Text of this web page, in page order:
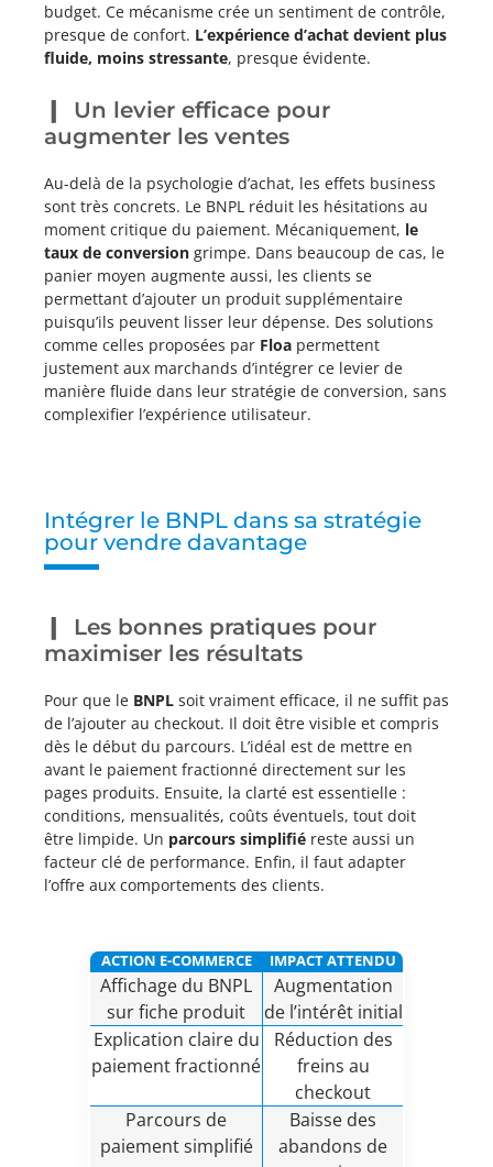
budget. Ce mécanisme crée un sentiment de contrôle,
presque de confort. L’expérience d’achat devient plus
fluide, moins stressante, presque évidente.
Un levier efficace pour
augmenter les ventes
Au-delà de la psychologie d’achat, les effets business
sont très concrets. Le BNPL réduit les hésitations au
moment critique du paiement. Mécaniquement, le
taux de conversion grimpe. Dans beaucoup de cas, le
panier moyen augmente aussi, les clients se
permettant d’ajouter un produit supplémentaire
puisqu’ils peuvent lisser leur dépense. Des solutions
comme celles proposées par Floa permettent
justement aux marchands d’intégrer ce levier de
manière fluide dans leur stratégie de conversion, sans
complexifier l’expérience utilisateur.
Intégrer le BNPL dans sa stratégie
pour vendre davantage
Les bonnes pratiques pour
maximiser les résultats
Pour que le BNPL soit vraiment efficace, il ne suffit pas
de l’ajouter au checkout. Il doit être visible et compris
dès le début du parcours. L’idéal est de mettre en
avant le paiement fractionné directement sur les
pages produits. Ensuite, la clarté est essentielle :
conditions, mensualités, coûts éventuels, tout doit
être limpide. Un parcours simplifié reste aussi un
facteur clé de performance. Enfin, il faut adapter
l’offre aux comportements des clients.
ACTION E-COMMERCE IMPACT ATTENDU
Affichage du BNPL
sur fiche produit
Augmentation
de l’intérêt initial
Explication claire du
paiement fractionné
Réduction des
freins au
checkout
Parcours de
paiement simplifié
Baisse des
abandons de